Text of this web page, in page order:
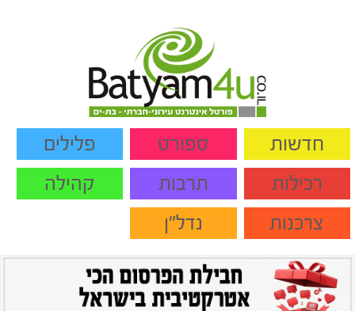
חדשות ספורט
פלילים
רכילות
תרבות
קהילה
צרכנות
נדל"ן